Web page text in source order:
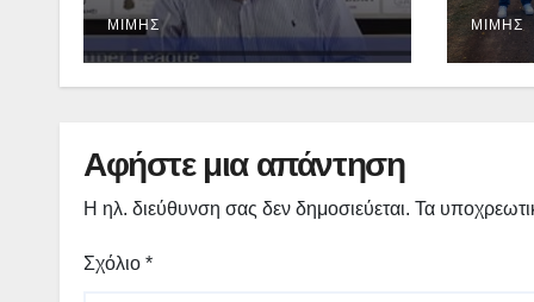
έγινε πραγματικότητα
– Σας περιμένουμε
όλους το Σάββατο στη
– (audio)
ΜΊΜΗΣ ΜΊΜΗΣ
Αφήστε μια απάντηση
Η ηλ. διεύθυνση σας δεν δημοσιεύεται. Τα
Σχόλιο *